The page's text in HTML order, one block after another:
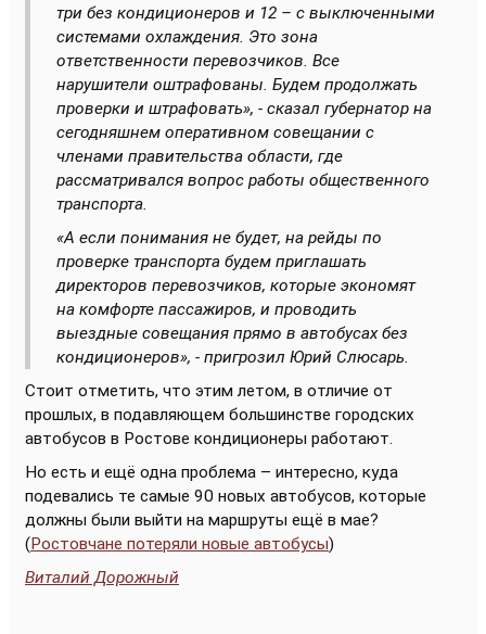
три без кондиционеров и 12 – с выключенными
системами охлаждения. Это зона
ответственности перевозчиков. Все
нарушители оштрафованы. Будем продолжать
проверки и штрафовать», - сказал губернатор на
сегодняшнем оперативном совещании с
членами правительства области, где
рассматривался вопрос работы общественного
транспорта.
«А если понимания не будет, на рейды по
проверке транспорта будем приглашать
директоров перевозчиков, которые экономят
на комфорте пассажиров, и проводить
выездные совещания прямо в автобусах без
кондиционеров», - пригрозил Юрий Слюсарь.
Стоит отметить, что этим летом, в отличие от
прошлых, в подавляющем большинстве городских
автобусов в Ростове кондиционеры работают.
Но есть и ещё одна проблема – интересно, куда
подевались те самые 90 новых автобусов, которые
должны были выйти на маршруты ещё в мае?
(Ростовчане потеряли новые автобусы)
Виталий Дорожный